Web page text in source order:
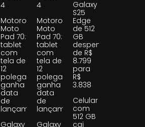
4
Motorola
Moto
Pad 70:
tablet
com
tela de
12
polegadas
ganha
data
de
lançamento
Galaxy
4
Motorola
Moto
Pad 70:
tablet
com
tela de
12
polegadas
ganha
data
de
lançamento
Galaxy
Galaxy
S25
Edge
de 512
GB
despenca
de R$
8.799
para
R$
3.838
Celular
com
512 GB
cai